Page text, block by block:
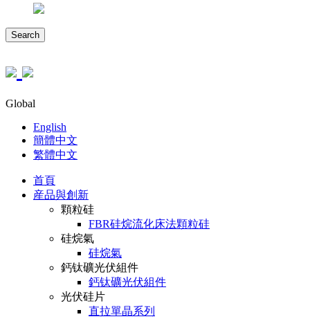
Search
Global
English
簡體中文
繁體中文
首頁
産品與創新
顆粒硅
FBR硅烷流化床法顆粒硅
硅烷氣
硅烷氣
鈣钛礦光伏組件
鈣钛礦光伏組件
光伏硅片
直拉單晶系列